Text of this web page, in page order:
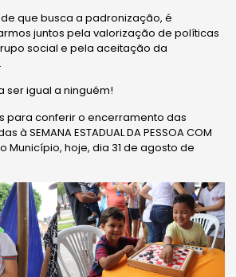
que busca a padronização, é
juntos pela valorização de políticas
social e pela aceitação da
ser igual a ninguém!
para conferir o encerramento das
SEMANA ESTADUAL DA PESSOA COM
Município, hoje, dia 31 de agosto de